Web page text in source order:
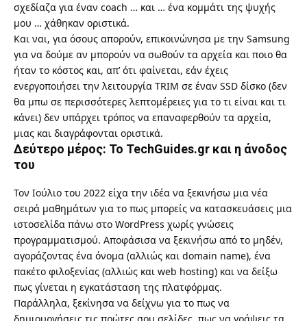
σχεδίαζα για έναν coach … και … ένα κομμάτι της ψυχής
μου … χάθηκαν οριστικά.
Και ναι, για όσους απορούν, επικοινώνησα με την Samsung
για να δούμε αν μπορούν να σωθούν τα αρχεία και ποιο θα
ήταν το κόστος και, απ’ ότι φαίνεται, εάν έχεις
ενεργοποιήσει την λειτουργία TRIM σε έναν SSD δίσκο (δεν
θα μπω σε περισσότερες λεπτομέρειες για το τι είναι και τι
κάνει) δεν υπάρχει τρόπος να επαναφερθούν τα αρχεία,
μιας και διαγράφονται οριστικά.
Δεύτερο μέρος: Το TechGuides.gr και η άνοδος
του
Τον Ιούλιο του 2022 είχα την ιδέα να ξεκινήσω μια νέα
σειρά μαθημάτων για το πως μπορείς να κατασκευάσεις μια
ιστοσελίδα πάνω στο WordPress χωρίς γνώσεις
προγραμματισμού. Αποφάσισα να ξεκινήσω από το μηδέν,
αγοράζοντας ένα όνομα (αλλιώς και domain name), ένα
πακέτο φιλοξενίας (αλλιώς και web hosting) και να δείξω
πως γίνεται η εγκατάσταση της πλατφόρμας.
Παράλληλα, ξεκίνησα να δείχνω για το πως να
δημιουργήσεις τις πρώτες σου σελίδες, πως να γράψεις τα